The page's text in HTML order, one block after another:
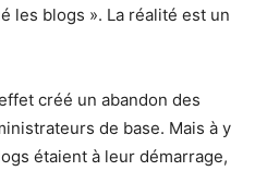
les blogs ». La réalité est un
créé un abandon des
de base. Mais à y
étaient à leur démarrage,